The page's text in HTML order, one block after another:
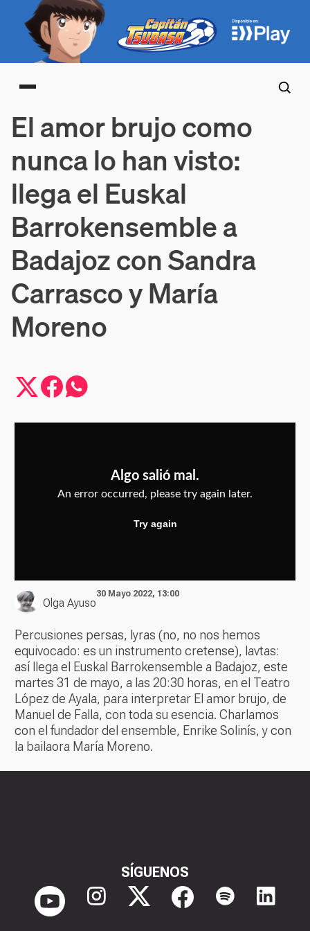
Main menu
El amor brujo como
nunca lo han visto:
llega el Euskal
Barrokensemble a
Badajoz con Sandra
Carrasco y María
Moreno
Olga Ayuso
30 Mayo 2022, 13:00
Percusiones persas, lyras (no, no nos hemos
equivocado: es un instrumento cretense), lavtas:
así llega el Euskal Barrokensemble a Badajoz, este
martes 31 de mayo, a las 20:30 horas, en el Teatro
López de Ayala, para interpretar El amor brujo, de
Manuel de Falla, con toda su esencia. Charlamos
con el fundador del ensemble, Enrike Solinís, y con
la bailaora María Moreno.
SÍGUENOS